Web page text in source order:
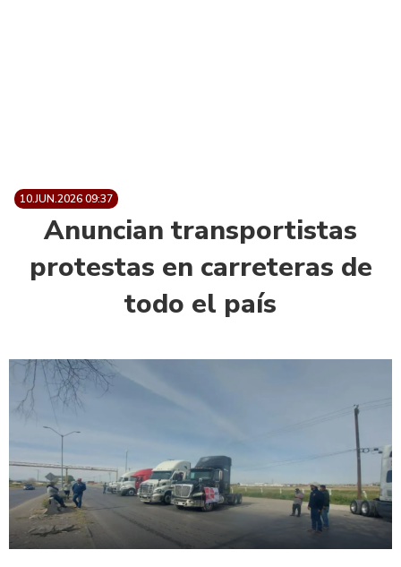
10.JUN.2026 09:37
Anuncian transportistas
protestas en carreteras de
todo el país